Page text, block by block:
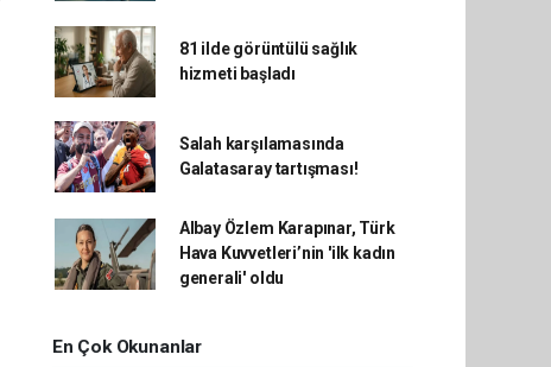
81 ilde görüntülü sağlık
hizmeti başladı
Salah karşılamasında
Galatasaray tartışması!
Albay Özlem Karapınar, Türk
Hava Kuvvetleri’nin 'ilk kadın
generali' oldu
En Çok Okunanlar